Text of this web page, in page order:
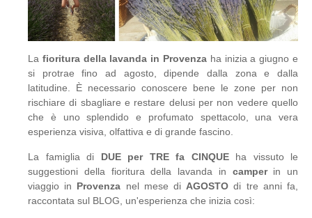
La fioritura della lavanda in Provenza ha inizia a giugno e
si protrae fino ad agosto, dipende dalla zona e dalla
latitudine. È necessario conoscere bene le zone per non
rischiare di sbagliare e restare delusi per non vedere quello
che è uno splendido e profumato spettacolo, una vera
esperienza visiva, olfattiva e di grande fascino.
La famiglia di DUE per TRE fa CINQUEha vissuto le
suggestioni della fioritura della lavanda in camperin un
viaggio in Provenza nel mese di AGOSTO di tre anni fa,
raccontata sul BLOG, un'esperienza che inizia così: